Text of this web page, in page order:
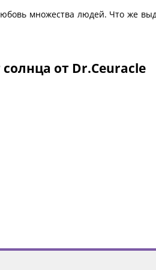
множества людей. Что же
от Dr.Ceuracle
UVB лучей. В этих средствах